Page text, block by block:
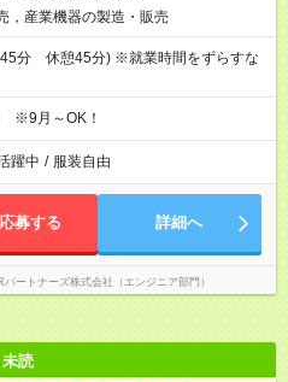
，産業機器の製造・販売
分 休憩45分) ※就業時間をずらすな
※9月～OK！
躍中 / 服装自由
応募する 詳細へ
ートナーズ株式会社（エンジニア部門）
未読